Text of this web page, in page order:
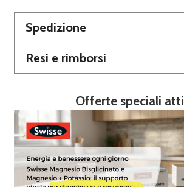
Spedizione
Resi e rimborsi
Offerte speciali